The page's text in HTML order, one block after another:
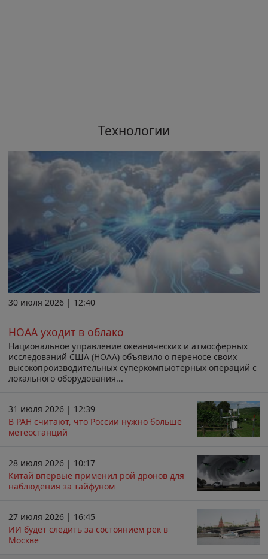
Технологии
30 июля 2026 | 12:40
НОАА уходит в облако
Национальное управление океанических и атмосферных
исследований США (НОАА) объявило о переносе своих
высокопроизводительных суперкомпьютерных операций с
локального оборудования...
31 июля 2026 | 12:39
В РАН считают, что России нужно больше
метеостанций
28 июля 2026 | 10:17
Китай впервые применил рой дронов для
наблюдения за тайфуном
27 июля 2026 | 16:45
ИИ будет следить за состоянием рек в
Москве